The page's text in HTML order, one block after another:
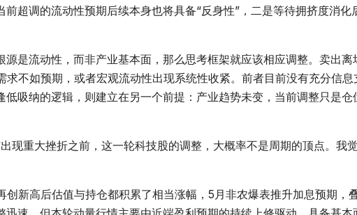
前超调的流动性预期后续本身也将具备“反身性”，二是等待拥挤度消化
源是流动性，而非产业基本面，那么思考框架就应该相应调整。卖出离
不如预期，或者宏观流动性出现系统性收紧。前者目前没有充分信息
吸纳的逻辑，则建立在另一个前提：产业趋势未变，当前调整只是仓
重大挫折之前，这一轮科技股的调整，大概率不是周期的顶点。我
创新高后估值与持仓都积累了相当涨幅，5月非农爆表推升加息预期，